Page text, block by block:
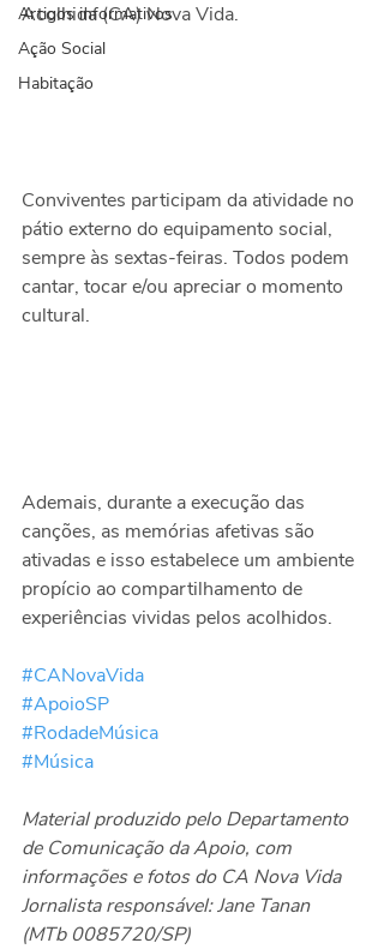
Artigos informativos
Ação Social
Habitação
Acolhida (CA) Nova Vida.
Conviventes participam da atividade no
pátio externo do equipamento social,
sempre às sextas-feiras. Todos podem
cantar, tocar e/ou apreciar o momento
cultural.
Ademais, durante a execução das
canções, as memórias afetivas são
ativadas e isso estabelece um ambiente
propício ao compartilhamento de
experiências vividas pelos acolhidos.
#CANovaVida
#ApoioSP
#RodadeMúsica
#Música
Material produzido pelo Departamento
de Comunicação da Apoio, com
informações e fotos do CA Nova Vida
Jornalista responsável: Jane Tanan
(MTb 0085720/SP)